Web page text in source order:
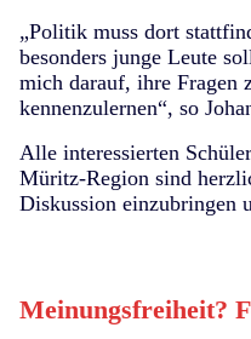
„Politik muss dort
besonders junge Leute
mich darauf, ihre Fragen
kennenzulernen“, so
Alle interessierten
Müritz-Region sind
Diskussion einzubringen
Meinungsfreiheit?